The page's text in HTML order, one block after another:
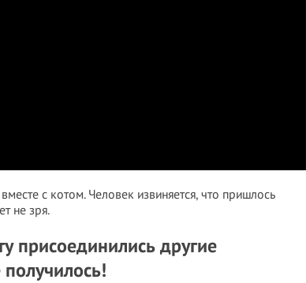
с котом. Человек извиняется, что пришлось
не зря.
присоединились другие